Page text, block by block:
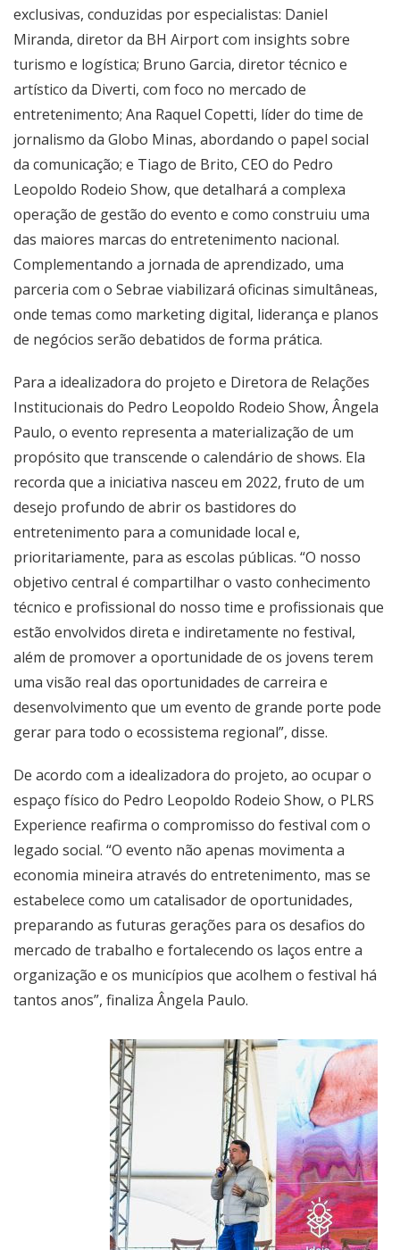
exclusivas, conduzidas por especialistas: Daniel
Miranda, diretor da BH Airport com insights sobre
turismo e logística; Bruno Garcia, diretor técnico e
artístico da Diverti, com foco no mercado de
entretenimento; Ana Raquel Copetti, líder do time de
jornalismo da Globo Minas, abordando o papel social
da comunicação; e Tiago de Brito, CEO do Pedro
Leopoldo Rodeio Show, que detalhará a complexa
operação de gestão do evento e como construiu uma
das maiores marcas do entretenimento nacional.
Complementando a jornada de aprendizado, uma
parceria com o Sebrae viabilizará oficinas simultâneas,
onde temas como marketing digital, liderança e planos
de negócios serão debatidos de forma prática.
Para a idealizadora do projeto e Diretora de Relações
Institucionais do Pedro Leopoldo Rodeio Show, Ângela
Paulo, o evento representa a materialização de um
propósito que transcende o calendário de shows. Ela
recorda que a iniciativa nasceu em 2022, fruto de um
desejo profundo de abrir os bastidores do
entretenimento para a comunidade local e,
prioritariamente, para as escolas públicas. “O nosso
objetivo central é compartilhar o vasto conhecimento
técnico e profissional do nosso time e profissionais que
estão envolvidos direta e indiretamente no festival,
além de promover a oportunidade de os jovens terem
uma visão real das oportunidades de carreira e
desenvolvimento que um evento de grande porte pode
gerar para todo o ecossistema regional”, disse.
De acordo com a idealizadora do projeto, ao ocupar o
espaço físico do Pedro Leopoldo Rodeio Show, o PLRS
Experience reafirma o compromisso do festival com o
legado social. “O evento não apenas movimenta a
economia mineira através do entretenimento, mas se
estabelece como um catalisador de oportunidades,
preparando as futuras gerações para os desafios do
mercado de trabalho e fortalecendo os laços entre a
organização e os municípios que acolhem o festival há
tantos anos”, finaliza Ângela Paulo.